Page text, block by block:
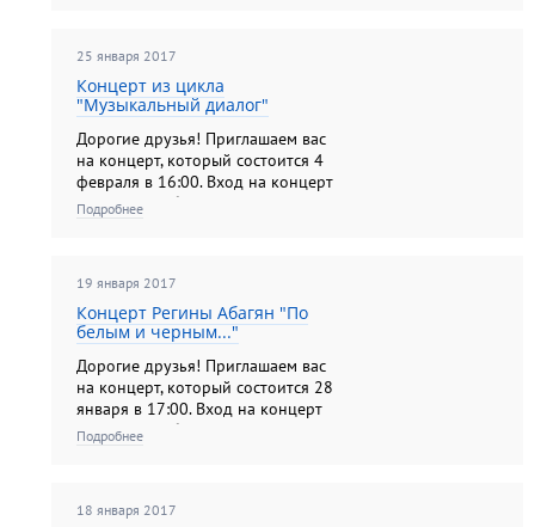
25 января 2017
Концерт из цикла
"Музыкальный диалог"
Дорогие друзья! Приглашаем вас
на концерт, который состоится 4
февраля в 16:00. Вход на концерт
по входным билетам на выставку.
Подробнее
19 января 2017
Концерт Регины Абагян "По
белым и черным..."
Дорогие друзья! Приглашаем вас
на концерт, который состоится 28
января в 17:00. Вход на концерт
по входным билетам на выставку.
Подробнее
18 января 2017